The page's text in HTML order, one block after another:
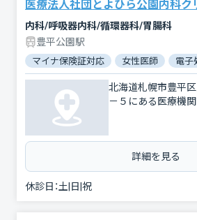
医療法人社団とよひら公園内科ク
内科/呼吸器内科/循環器科/胃腸科
豊平公園駅
マイナ保険証対応 女性医師 電子
北海道札幌市豊平
－５にある医療機関
詳細を見る
休診日：土|日|祝